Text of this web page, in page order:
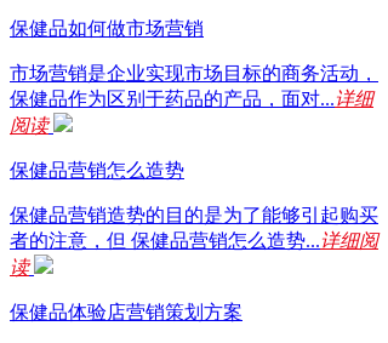
保健品如何做市场营销
市场营销是企业实现市场目标的商务活动，
保健品作为区别于药品的产品，面对...详细
阅读
保健品营销怎么造势
保健品营销造势的目的是为了能够引起购买
者的注意，但 保健品营销怎么造势...详细阅
读
保健品体验店营销策划方案